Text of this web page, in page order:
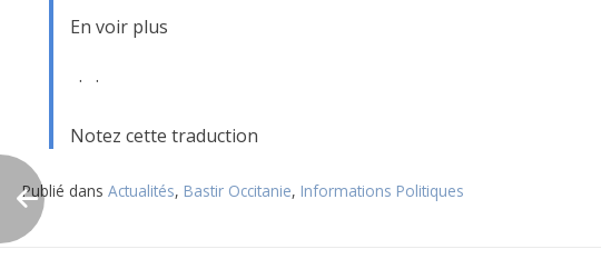
En voir plus
· ·
Notez cette traduction
Publié dans Actualités, Bastir Occitanie, Informations Politiques
Navigation